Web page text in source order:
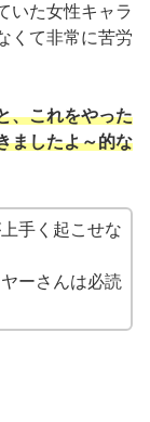
いた女性キャラ
くて非常に苦労
、これをやった
ましたよ～的な
手く起こせな
ーさんは必読